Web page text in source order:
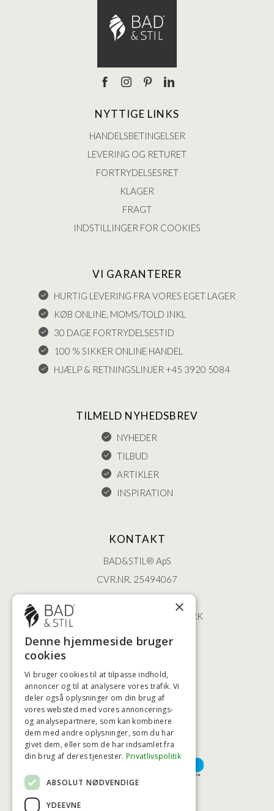
NYTTIGE LINKS
HANDELSBETINGELSER
LEVERING OG RETURET
FORTRYDELSESRET
KLAGER
FRAGT
INDSTILLINGER FOR COOKIES
VI GARANTERER
HURTIG LEVERING FRA VORES EGET LAGER
KØB ONLINE, MOMS/TOLD INKL
30 DAGE FORTRYDELSESTID
100 % SIKKER ONLINE HANDEL
HJÆLP & RETNINGSLINJER +45 3920 5084
TILMELD NYHEDSBREV
NYHEDER
TILBUD
ARTIKLER
INSPIRATION
KONTAKT
BAD&STIL® ApS
CVR.NR. 25494067
ØSTERBROGADE 202
2100 KØBENHAVN • DANMARK
+45 3920 5084
HØJESTE KREDITVÆRDIGHED
BETALINGSMULIGHEDER
×
Denne hjemmeside bruger
cookies
Vi bruger cookies til at tilpasse indhold,
annoncer og til at analysere vores trafik. Vi
deler også oplysninger om din brug af
vores websted med vores annoncerings-
og analysepartnere, som kan kombinere
dem med andre oplysninger, som du har
givet dem, eller som de har indsamlet fra
din brug af deres tjenester. Privatlivspolitik
ABSOLUT NØDVENDIGE
YDEEVNE